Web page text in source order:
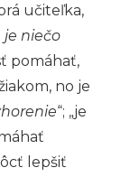
učiteľka,
niečo
pomáhať,
no je
“; „je
lepšiť